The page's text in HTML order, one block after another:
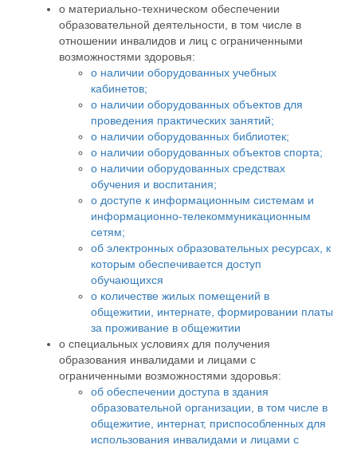
о материально-техническом обеспечении
образовательной деятельности, в том числе в
отношении инвалидов и лиц с ограниченными
возможностями здоровья:
о наличии оборудованных учебных
кабинетов;
о наличии оборудованных объектов для
проведения практических занятий;
о наличии оборудованных библиотек;
о наличии оборудованных объектов спорта;
о наличии оборудованных средствах
обучения и воспитания;
о доступе к информационным системам и
информационно-телекоммуникационным
сетям;
об электронных образовательных ресурсах, к
которым обеспечивается доступ
обучающихся
о количестве жилых помещений в
общежитии, интернате, формировании платы
за проживание в общежитии
о специальных условиях для получения
образования инвалидами и лицами с
ограниченными возможностями здоровья:
об обеспечении доступа в здания
образовательной организации, в том числе в
общежитие, интернат, приспособленных для
использования инвалидами и лицами с